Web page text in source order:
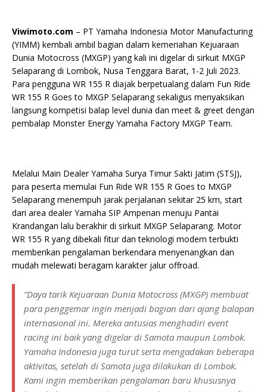
Viwimoto.com – PT Yamaha Indonesia Motor Manufacturing
(YIMM) kembali ambil bagian dalam kemeriahan Kejuaraan
Dunia Motocross (MXGP) yang kali ini digelar di sirkuit MXGP
Selaparang di Lombok, Nusa Tenggara Barat, 1-2 Juli 2023.
Para pengguna WR 155 R diajak berpetualang dalam Fun Ride
WR 155 R Goes to MXGP Selaparang sekaligus menyaksikan
langsung kompetisi balap level dunia dan meet & greet dengan
pembalap Monster Energy Yamaha Factory MXGP Team.
Melalui Main Dealer Yamaha Surya Timur Sakti Jatim (STSJ),
para peserta memulai Fun Ride WR 155 R Goes to MXGP
Selaparang menempuh jarak perjalanan sekitar 25 km, start
dari area dealer Yamaha SIP Ampenan menuju Pantai
Krandangan lalu berakhir di sirkuit MXGP Selaparang. Motor
WR 155 R yang dibekali fitur dan teknologi modern terbukti
memberikan pengalaman berkendara menyenangkan dan
mudah melewati beragam karakter jalur offroad.
”Daya tarik Kejuaraan Dunia Motocross (MXGP) membuat
para penggemar ingin menjadi bagian dari ajang balapan
internasional ini. Mereka antusias menghadiri event
racing ini baik yang digelar di Samota maupun Lombok.
Yamaha Indonesia juga turut serta mengadakan beberapa
aktivitas, setelah di Samota juga dilakukan di Lombok.
Kami ingin memberikan pengalaman baru khususnya